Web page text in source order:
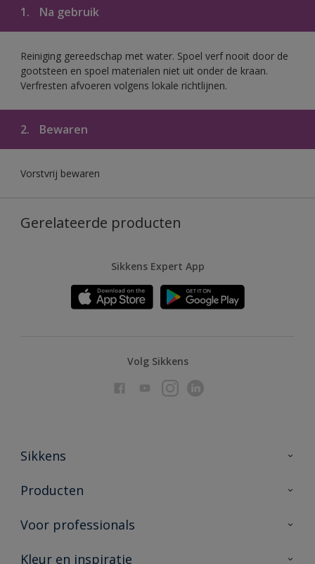
1. Na gebruik
Reiniging gereedschap met water. Spoel verf nooit door de
gootsteen en spoel materialen niet uit onder de kraan.
Verfresten afvoeren volgens lokale richtlijnen.
2. Bewaren
Vorstvrij bewaren
Gerelateerde producten
Sikkens Expert App
Volg Sikkens
Sikkens
Over Sikkens
Duurzaamheid
Producten
Producten voor binnen
Voor professionals
Advies & service
Kleur en inspiratie